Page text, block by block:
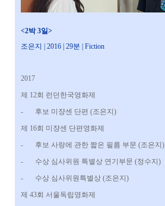
<2박 3일>
조은지 | 2016 | 29분 | Fiction
2017
제 12회 런던한국영화제
-
후보 미쟝센 단편 (조은지)
제 16회 미쟝센 단편영화제
-
후보 사랑에 관한 짧은 필름 부문 (조은지)
-
수상 심사위원 특별상 연기부문 (정수지)
-
수상 심사위원특별상 (조은지)
제 43회 서울독립영화제